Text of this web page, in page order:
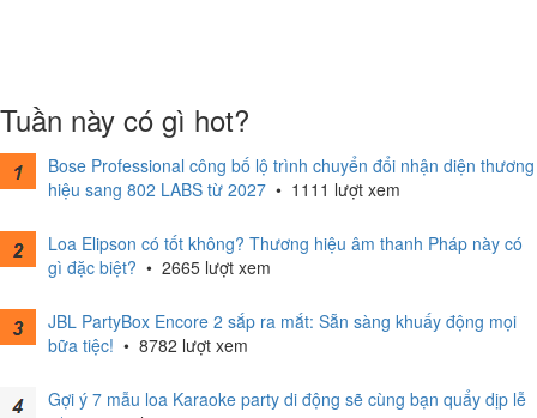
Tuần này có gì hot?
Bose Professional công bố lộ trình chuyển đổi nhận diện thương
hiệu sang 802 LABS từ 2027 • 1111 lượt xem
Loa Elipson có tốt không? Thương hiệu âm thanh Pháp này có
gì đặc biệt? • 2665 lượt xem
JBL PartyBox Encore 2 sắp ra mắt: Sẵn sàng khuấy động mọi
bữa tiệc! • 8782 lượt xem
Gợi ý 7 mẫu loa Karaoke party di động sẽ cùng bạn quẩy dịp lễ